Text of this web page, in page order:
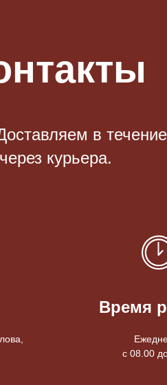
в
через курьера.
Время
с 08.00